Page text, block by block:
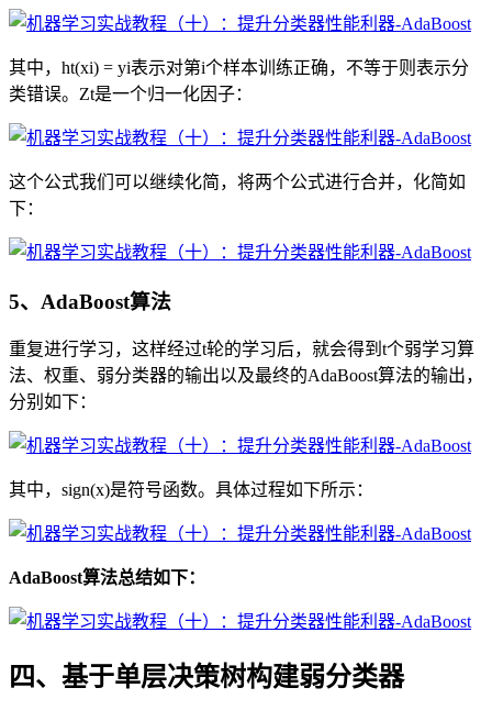
其中，ht(xi) = yi表示对第i个样本训练正确，不等于则表示分
类错误。Zt是一个归一化因子：
这个公式我们可以继续化简，将两个公式进行合并，化简如
下：
5、AdaBoost算法
重复进行学习，这样经过t轮的学习后，就会得到t个弱学习算
法、权重、弱分类器的输出以及最终的AdaBoost算法的输出，
分别如下：
其中，sign(x)是符号函数。具体过程如下所示：
AdaBoost算法总结如下：
四、基于单层决策树构建弱分类器